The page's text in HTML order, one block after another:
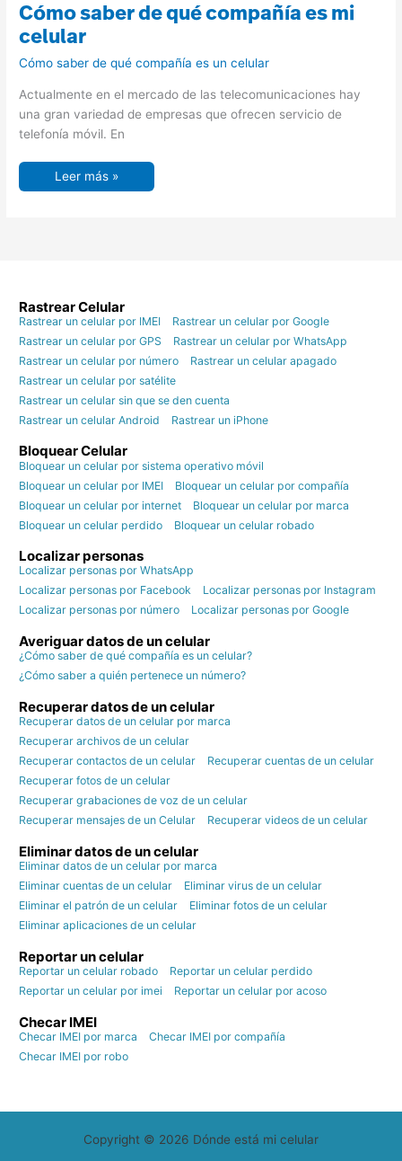
Cómo saber de qué compañía es mi
celular
Cómo saber de qué compañía es un celular
Actualmente en el mercado de las telecomunicaciones hay
una gran variedad de empresas que ofrecen servicio de
telefonía móvil. En
Cómo
saber
de
qué
compañía
es
celular
Leer más »
Rastrear Celular
Rastrear un celular por IMEI
Rastrear un celular por Google
Rastrear un celular por GPS
Rastrear un celular por WhatsApp
Rastrear un celular por número
Rastrear un celular apagado
Rastrear un celular por satélite
Rastrear un celular sin que se den cuenta
Rastrear un celular Android
Rastrear un iPhone
Bloquear Celular
Bloquear un celular por sistema operativo móvil
Bloquear un celular por IMEI
Bloquear un celular por compañía
Bloquear un celular por internet
Bloquear un celular por marca
Bloquear un celular perdido
Bloquear un celular robado
Localizar personas
Localizar personas por WhatsApp
Localizar personas por Facebook
Localizar personas por Instagram
Localizar personas por número
Localizar personas por Google
Averiguar datos de un celular
¿Cómo saber de qué compañía es un celular?
¿Cómo saber a quién pertenece un número?
Recuperar datos de un celular
Recuperar datos de un celular por marca
Recuperar archivos de un celular
Recuperar contactos de un celular
Recuperar cuentas de un celular
Recuperar fotos de un celular
Recuperar grabaciones de voz de un celular
Recuperar mensajes de un Celular
Recuperar videos de un celular
Eliminar datos de un celular
Eliminar datos de un celular por marca
Eliminar cuentas de un celular
Eliminar virus de un celular
Eliminar el patrón de un celular
Eliminar fotos de un celular
Eliminar aplicaciones de un celular
Reportar un celular
Reportar un celular robado
Reportar un celular perdido
Reportar un celular por imei
Reportar un celular por acoso
Checar IMEI
Checar IMEI por marca
Checar IMEI por compañía
Checar IMEI por robo
Copyright © 2026 Dónde está mi celular